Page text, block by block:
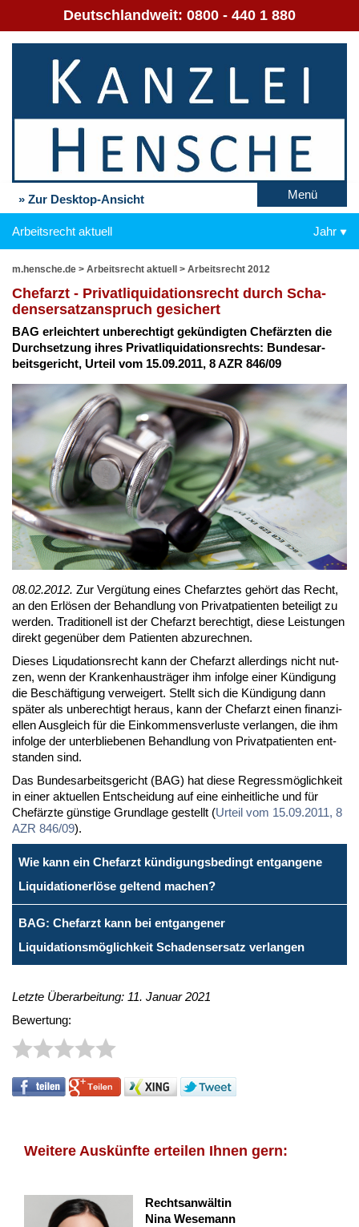
Deutschlandweit: 0800 - 440 1 880
» Zur Desktop-Ansicht Menü
Arbeitsrecht aktuell Jahr
m.hensche.de > Arbeitsrecht aktuell > Arbeitsrecht 2012
Chef­arzt - Pri­vat­li­qui­da­ti­ons­recht durch Scha­
dens­er­satz­an­spruch ge­si­chert
BAG er­leich­tert un­be­rech­tigt ge­kün­dig­ten Chef­ärz­ten die
Durch­set­zung ih­res Pri­vat­li­qui­da­ti­ons­rechts: Bun­des­ar­
beits­ge­richt, Ur­teil vom 15.09.2011, 8 AZR 846/09
08.02.2012. Zur Ver­gü­tung ei­nes Chef­arz­tes ge­hört das Recht,
an den Er­lö­sen der Be­hand­lung von Pri­vat­pa­ti­en­ten be­tei­ligt zu
wer­den. Tra­di­tio­nell ist der Chef­arzt be­rech­tigt, die­se Leis­tun­gen
di­rekt ge­gen­über dem Pa­ti­en­ten ab­zu­rech­nen.
Die­ses Li­quda­ti­ons­recht kann der Chef­arzt al­ler­dings nicht nut­
zen, wenn der Kran­ken­haus­trä­ger ihm in­fol­ge ei­ner Kün­di­gung
die Be­schäf­ti­gung ver­wei­gert. Stellt sich die Kün­di­gung dann
spä­ter als un­be­rech­tigt her­aus, kann der Chef­arzt ei­nen fi­nan­zi­
el­len Aus­gleich für die Ein­kom­mens­ver­lus­te ver­lan­gen, die ihm
in­fol­ge der un­ter­blie­be­nen Be­hand­lung von Pri­vat­pa­ti­en­ten ent­
stan­den sind.
Das Bun­des­ar­beits­ge­richt (BAG) hat die­se Re­gress­mög­lich­keit
in ei­ner ak­tu­el­len Ent­schei­dung auf ei­ne ein­heit­li­che und für
Chef­ärz­te güns­ti­ge Grund­la­ge ge­stellt (Ur­teil vom 15.09.2011, 8
AZR 846/09).
Wie kann ein Chefarzt kündigungsbedingt entgangene
Liquidationerlöse geltend machen?
BAG: Chefarzt kann bei entgangener
Liquidationsmöglichkeit Schadensersatz verlangen
Letzte Überarbeitung: 11. Januar 2021
Bewertung:
Weitere Auskünfte erteilen Ihnen gern:
Rechtsanwältin
Nina Wesemann